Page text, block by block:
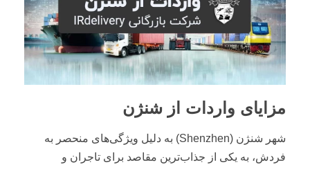
مزایای واردات از شنژن
شهر شنژن (Shenzhen) به دلیل ویژگی‌های منحصر به
فردش، به یکی از جذاب‌ترین مقاصد برای تاجران و